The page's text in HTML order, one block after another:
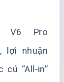
V6 Pro
lợi nhuận
“All-in”